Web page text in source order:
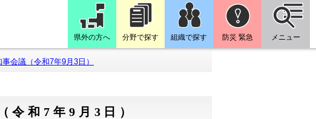
県外の方へ 分野で探す 組織で探す 防災 緊急 メニュー
会議（令和7年9月3日）
令和7年9月3日）